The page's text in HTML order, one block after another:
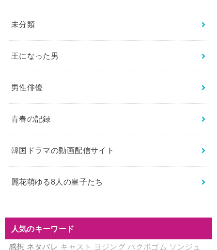
未分類
王になった男
男性俳優
青春の記録
韓国ドラマの動画配信サイト
麗花萌ゆる8人の皇子たち
人気のキーワード
感想 ネタバレ キャスト ヨジング パクボゴム ソンジュ